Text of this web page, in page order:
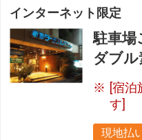
インターネット限定
駐車場
ダブ
[宿
す]
現地払